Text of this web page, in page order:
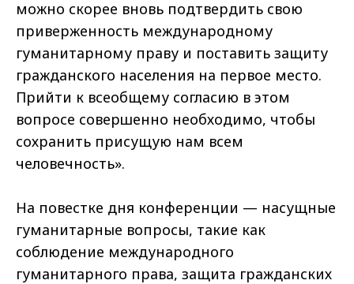
можно скорее вновь подтвердить свою
приверженность международному
гуманитарному праву и поставить защиту
гражданского населения на первое место.
Прийти к всеобщему согласию в этом
вопросе совершенно необходимо, чтобы
сохранить присущую нам всем
человечность».
На повестке дня конференции — насущные
гуманитарные вопросы, такие как
соблюдение международного
гуманитарного права, защита гражданских